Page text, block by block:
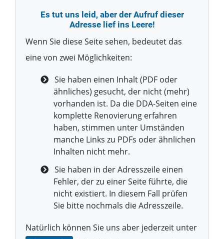
Es tut uns leid, aber der Aufruf dieser
Adresse lief ins Leere!
Wenn Sie diese Seite sehen, bedeutet das
eine von zwei Möglichkeiten:
Sie haben einen Inhalt (PDF oder
ähnliches) gesucht, der nicht (mehr)
vorhanden ist. Da die DDA-Seiten eine
komplette Renovierung erfahren
haben, stimmen unter Umständen
manche Links zu PDFs oder ähnlichen
Inhalten nicht mehr.
Sie haben in der Adresszeile einen
Fehler, der zu einer Seite führte, die
nicht existiert. In diesem Fall prüfen
Sie bitte nochmals die Adresszeile.
Natürlich können Sie uns aber jederzeit unter